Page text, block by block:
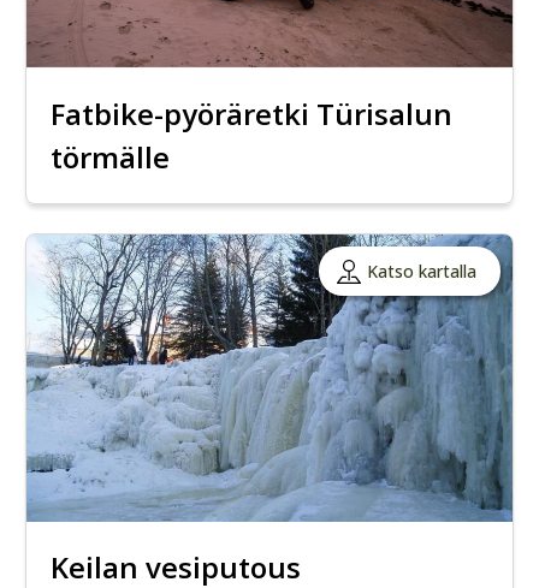
Fatbike-pyöräretki Türisalun
törmälle
Katso kartalla
Keilan vesiputous